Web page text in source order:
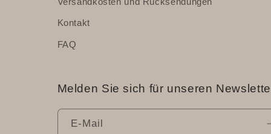
Kontakt
FAQ
Melden Sie sich für unseren
E-Mail